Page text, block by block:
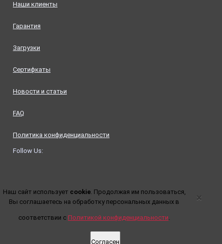
Наши клиенты
Гарантия
Загрузки
Сертифкаты
Новости и статьи
FAQ
Политика конфиденциальности
Follow Us:
×
Наш сайт использует cookie. Продолжая им пользоваться,
Вы соглашаетесь на обработку персональных данных в
соответствии с Политикой конфиденциальности.
Согласен